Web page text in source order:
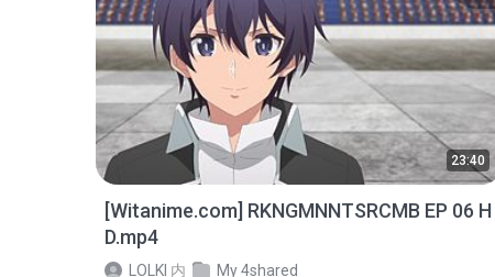
23:40
[Witanime.com] RKNGMNNTSRCMB EP 06 H
D.mp4
LOLKI 内 My 4shared